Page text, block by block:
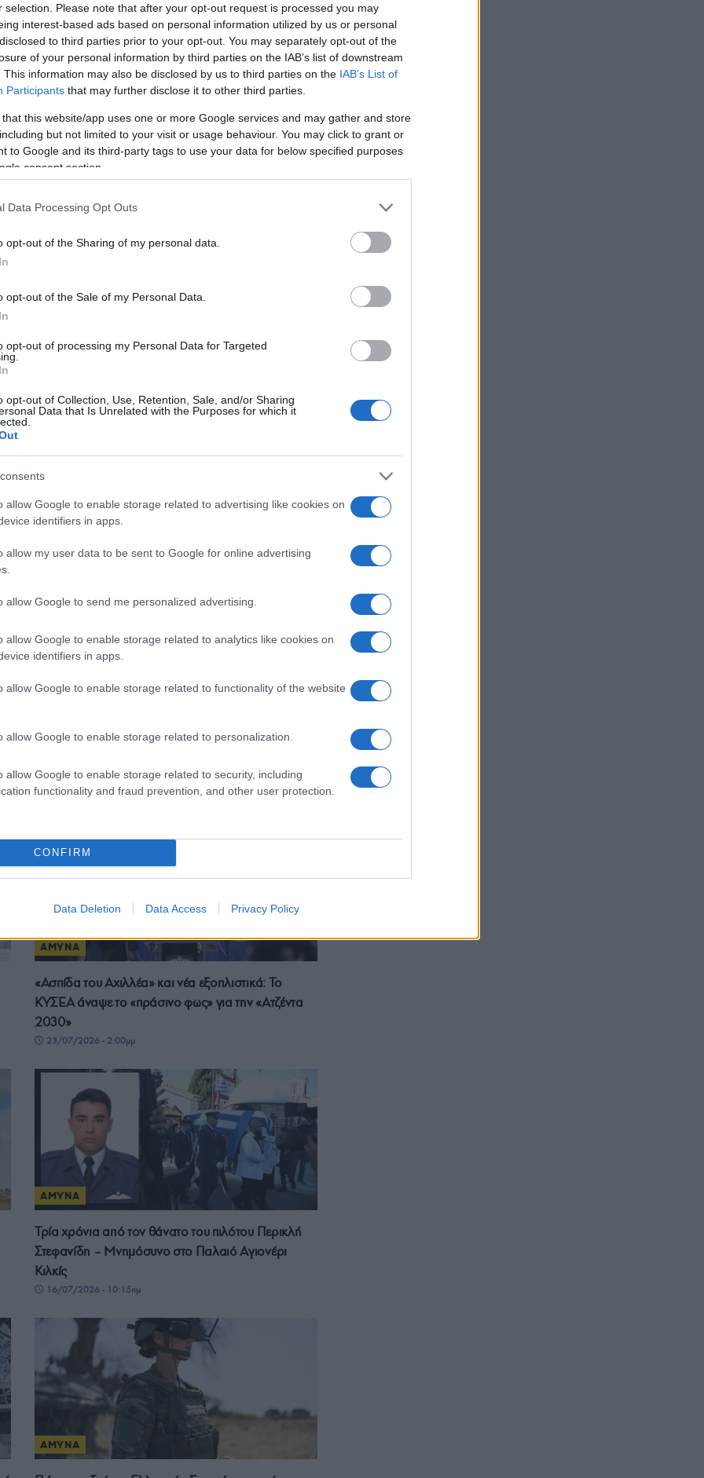
selection. Please note that after your opt-out request is processed you may
interest-based ads based on personal information utilized by us or personal
to third parties prior to your opt-out. You may separately opt-out of the
of your personal information by third parties on the IAB’s list of downstream
This information may also be disclosed by us to third parties on the IAB’s List of
Participants that may further disclose it to other third parties.
that this website/app uses one or more Google services and may gather and store
but not limited to your visit or usage behaviour. You may click to grant or
to Google and its third-party tags to use your data for below specified purposes
consent section.
Data Processing Opt Outs
opt-out of the Sharing of my personal data.
opt-out of the Sale of my Personal Data.
opt-out of processing my Personal Data for Targeted
opt-out of Collection, Use, Retention, Sale, and/or Sharing
Data that Is Unrelated with the Purposes for which it
allow Google to enable storage related to advertising like cookies on
identifiers in apps.
allow my user data to be sent to Google for online advertising
allow Google to send me personalized advertising.
allow Google to enable storage related to analytics like cookies on
identifiers in apps.
allow Google to enable storage related to functionality of the website
allow Google to enable storage related to personalization.
allow Google to enable storage related to security, including
functionality and fraud prevention, and other user protection.
CONFIRM
Data Deletion Data Access Privacy Policy
Tweet
μας στο
κατέρριψε δύο πυραύλους των Χούθι
25/07/2026 - 11:29πμ
ΑΜΥΝΑ
«Ασπίδα του Αχιλλέα» και νέα εξοπλιστικά: Το
ΚΥΣΕΑ άναψε το «πράσινο φως» για την «Ατζέντα
2030»
23/07/2026 - 2:00μμ
ΑΜΥΝΑ
Τρία χρόνια από τον θάνατο του πιλότου Περικλή
Στεφανίδη – Μνημόσυνο στο Παλαιό Αγιονέρι
Κιλκίς
16/07/2026 - 10:15πμ
ΑΜΥΝΑ